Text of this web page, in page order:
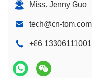
Miss. Jenny Guo
tech@cn-tom.com
+86 13306111001